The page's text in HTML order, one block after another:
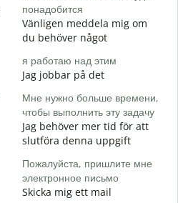
понадобится
Vänligen meddela mig om
du behöver något
я работаю над этим
Jag jobbar på det
Мне нужно больше времени,
чтобы выполнить эту задачу
Jag behöver mer tid för att
slutföra denna uppgift
Пожалуйста, пришлите мне
электронное письмо
Skicka mig ett mail